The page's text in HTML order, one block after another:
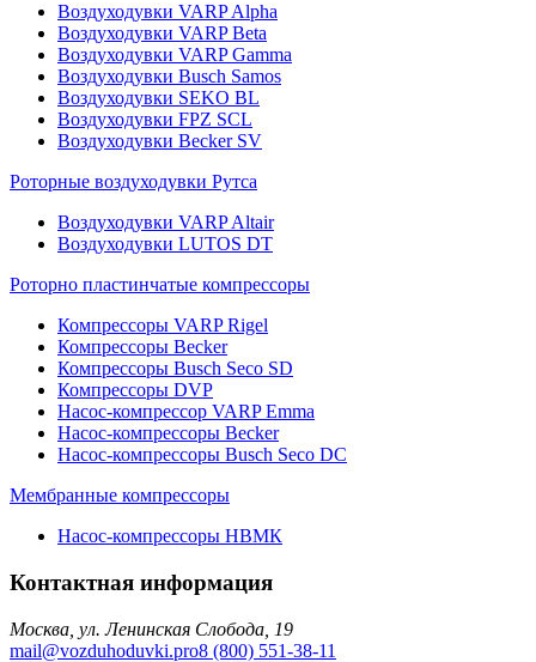
Воздуходувки VARP Alpha
Воздуходувки VARP Beta
Воздуходувки VARP Gamma
Воздуходувки Busch Samos
Воздуходувки SEKO BL
Воздуходувки FPZ SCL
Воздуходувки Becker SV
Роторные воздуходувки Рутса
Воздуходувки VARP Altair
Воздуходувки LUTOS DT
Роторно пластинчатые компрессоры
Компрессоры VARP Rigel
Компрессоры Becker
Компрессоры Busch Seco SD
Компрессоры DVP
Насос-компрессор VARP Emma
Насос-компрессоры Becker
Насос-компрессоры Busch Seco DC
Мембранные компрессоры
Насос-компрессоры НВМК
Контактная информация
Москва, ул. Ленинская Слобода, 19
mail@vozduhoduvki.pro8 (800) 551-38-11